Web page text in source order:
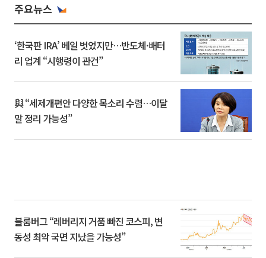
주요뉴스
‘한국판 IRA’ 베일 벗었지만…반도체·배터
리 업계 “시행령이 관건”
與 “세제개편안 다양한 목소리 수렴…이달
말 정리 가능성”
블룸버그 “레버리지 거품 빠진 코스피, 변
동성 최악 국면 지났을 가능성”